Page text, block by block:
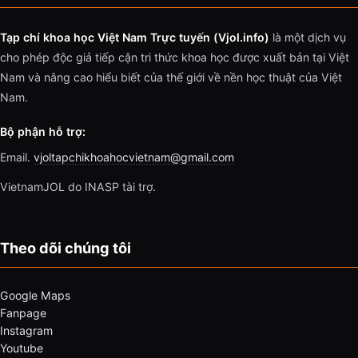
Tạp chí khoa học Việt Nam Trực tuyến (Vjol.info) là một dịch vụ
cho phép độc giả tiếp cận tri thức khoa học được xuất bản tại Việt
Nam và nâng cao hiểu biết của thế giới về nền học thuật của Việt
Nam.
Bộ phận hỗ trợ:
Email. vjoltapchikhoahocvietnam@gmail.com
VietnamJOL do INASP tài trợ.
Theo dõi chúng tôi
Google Maps
Fanpage
Instagram
Youtube